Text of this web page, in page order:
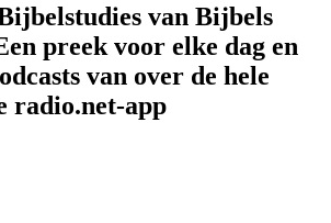
van Bijbels
preek voor elke dag en
van over de hele
radio.net-app